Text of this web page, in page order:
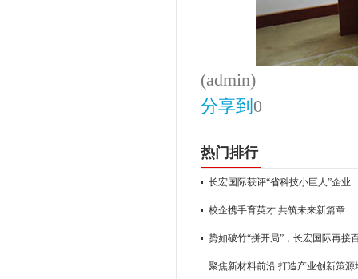
(admin)
分享到 0
热门排行
长宏国际获评“省科技小巨人”企业
校企携手育英才 共筑未来新篇章
势如破竹“拼开局”，长宏国际再接
聚焦新材料前沿 打造产业创新策